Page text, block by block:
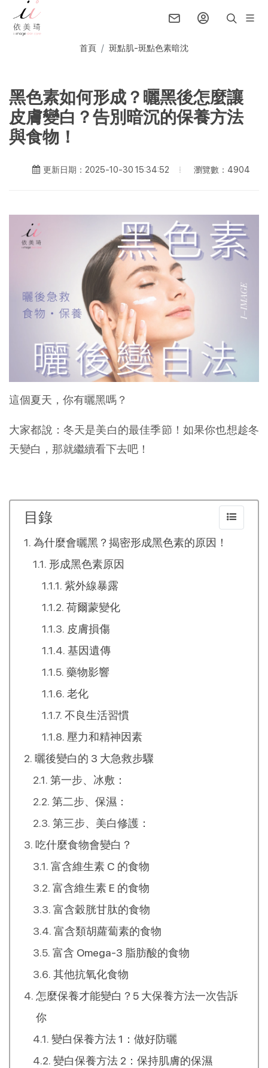
首頁 斑點肌-斑點色素暗沈
黑色素如何形成？曬黑後怎麼讓
皮膚變白？告別暗沉的保養方法
與食物！
更新日期：2025-10-30 15:34:52 瀏覽數：4904
這個夏天，你有曬黑嗎？
大家都說：冬天是美白的最佳季節！如果你也想趁冬
天變白，那就繼續看下去吧！
目錄
為什麼會曬黑？揭密形成黑色素的原因！
形成黑色素原因
紫外線暴露
荷爾蒙變化
皮膚損傷
基因遺傳
藥物影響
老化
不良生活習慣
壓力和精神因素
曬後變白的 3 大急救步驟
第一步、冰敷：
第二步、保濕：
第三步、美白修護：
吃什麼食物會變白？
富含維生素 C 的食物
富含維生素 E 的食物
富含穀胱甘肽的食物
富含類胡蘿蔔素的食物
富含 Omega-3 脂肪酸的食物
其他抗氧化食物
怎麼保養才能變白？5 大保養方法一次告訴
你
變白保養方法 1：做好防曬
變白保養方法 2：保持肌膚的保濕